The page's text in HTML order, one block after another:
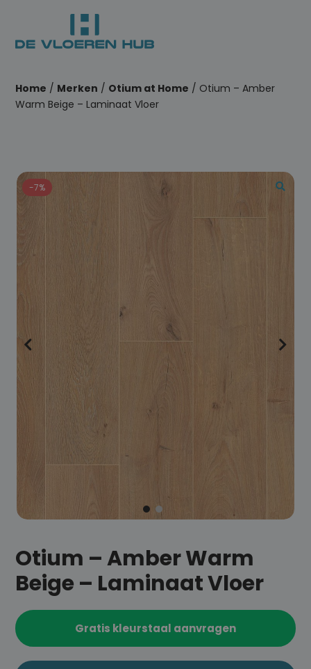
Home / Merken / Otium at Home / Otium – Amber
Warm Beige – Laminaat Vloer
-7%
Otium – Amber Warm
Beige – Laminaat Vloer
Gratis kleurstaal aanvragen